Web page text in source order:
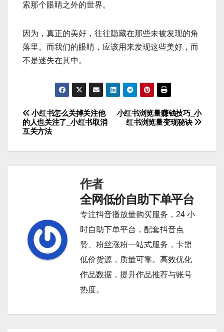
索那个眼睛之外的世界。
因为，真正的美好，往往隐藏在那些未被发现的角
落里。而我们的眼睛，应该用来发现这些美好，而
不是迷失在其中。
文
章
小红书浏览量赚钱技巧_小
红书浏览量变现秘诀
小红书怎么关掉关注他
的人也关注了_小红书取消
互关方法
作者
全网低价自助下单平台
专注抖音播放量购买服务，24 小
时自助下单平台，配套抖音点
赞、粉丝涨粉一站式服务，卡盟
低价货源，质量可靠。高效优化
作品数据，提升作品推荐与账号
热度。